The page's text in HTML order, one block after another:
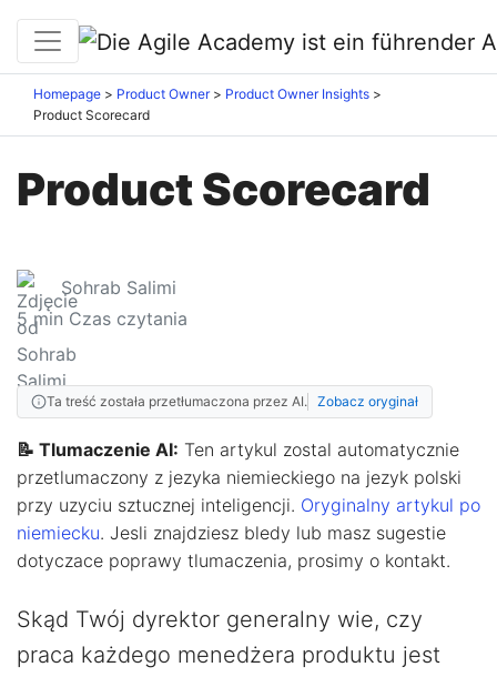
Homepage Product Owner
Product Owner Insights
Product Scorecard
Product Scorecard
Sohrab Salimi
5min Czas czytania
Ta treść została przetłumaczona przez AI. Zobacz oryginał
📝 Tlumaczenie AI: Ten artykul zostal automatycznie
przetlumaczony z jezyka niemieckiego na jezyk polski
przy uzyciu sztucznej inteligencji. Oryginalny artykul po
niemiecku. Jesli znajdziesz bledy lub masz sugestie
dotyczace poprawy tlumaczenia, prosimy o kontakt.
Skąd Twój dyrektor generalny wie, czy
praca każdego menedżera produktu jest